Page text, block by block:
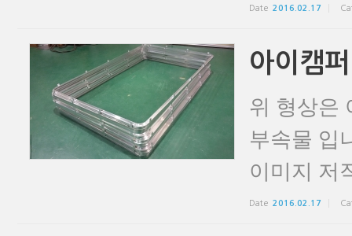
Date 2016.02.17
아이캠
위 형상은
부속물 입
이미지 저
Date 2016.02.17